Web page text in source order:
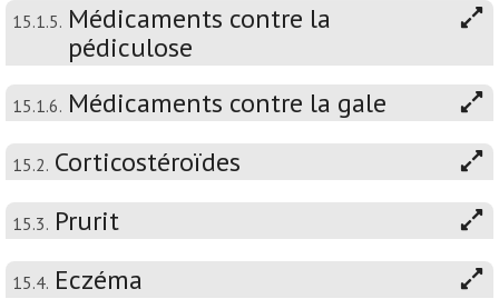
15.1.5. Médicaments contre la
pédiculose
15.1.6. Médicaments contre la gale
15.2. Corticostéroïdes
15.3. Prurit
15.4. Eczéma